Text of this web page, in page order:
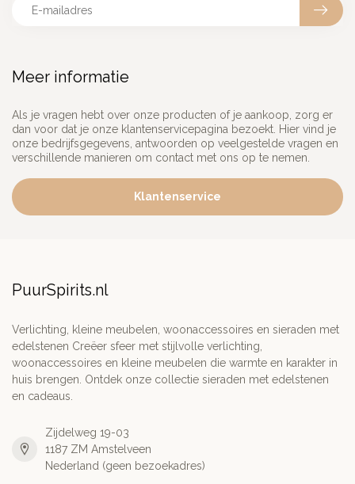
Meer informatie
Als je vragen hebt over onze producten of je aankoop, zorg er
dan voor dat je onze klantenservicepagina bezoekt. Hier vind je
onze bedrijfsgegevens, antwoorden op veelgestelde vragen en
verschillende manieren om contact met ons op te nemen.
Klantenservice
PuurSpirits.nl
Verlichting, kleine meubelen, woonaccessoires en sieraden met
edelstenen Creëer sfeer met stijlvolle verlichting,
woonaccessoires en kleine meubelen die warmte en karakter in
huis brengen. Ontdek onze collectie sieraden met edelstenen
en cadeaus.
Zijdelweg 19-03
1187 ZM Amstelveen
Nederland (geen bezoekadres)